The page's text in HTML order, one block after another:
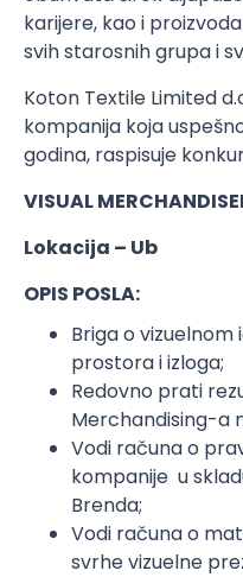
karijere, kao i
svih starosnih grupa i
Koton Textile Limited
kompanija koja
godina, raspisuje
VISUAL
Lokacija – Ub
OPIS POSLA:
Briga o
prostora i izloga;
Redovno prati
Merchandising-a
Vodi računa o
kompanije u
Brenda;
Vodi računa o
svrhe vizuelne